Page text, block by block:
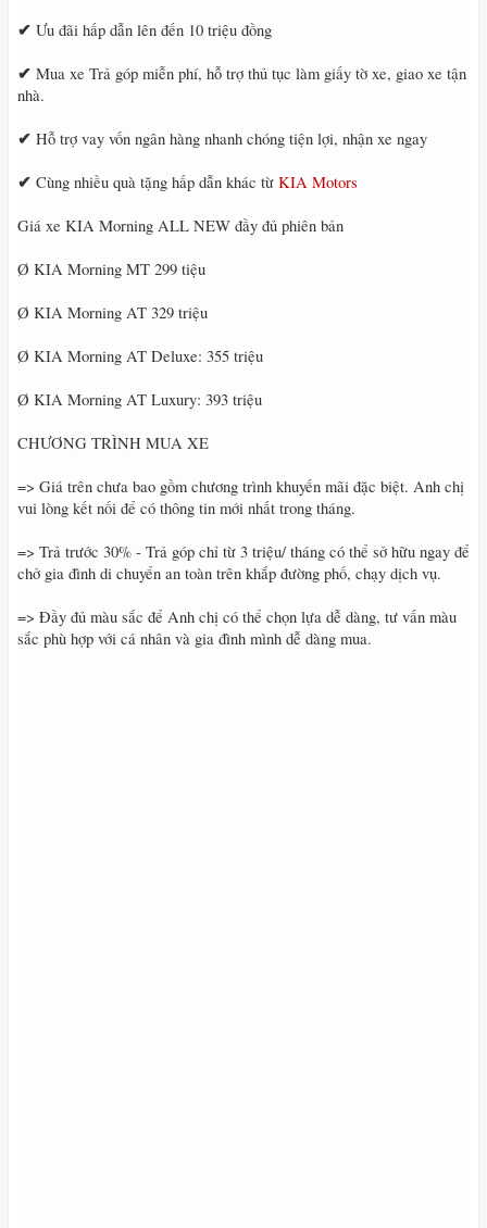
✔ Ưu đãi hấp dẫn lên đến 10 triệu đồng
✔ Mua xe Trả góp miễn phí, hỗ trợ thủ tục làm giấy tờ xe, giao xe tận
nhà.
✔ Hỗ trợ vay vốn ngân hàng nhanh chóng tiện lợi, nhận xe ngay
✔ Cùng nhiều quà tặng hấp dẫn khác từ KIA Motors
Giá xe KIA Morning ALL NEW đầy đủ phiên bản
Ø KIA Morning MT 299 tiệu
Ø KIA Morning AT 329 triệu
Ø KIA Morning AT Deluxe: 355 triệu
Ø KIA Morning AT Luxury: 393 triệu
CHƯƠNG TRÌNH MUA XE
=> Giá trên chưa bao gồm chương trình khuyến mãi đặc biệt. Anh chị
vui lòng kết nối để có thông tin mới nhất trong tháng.
=> Trả trước 30% - Trả góp chỉ từ 3 triệu/ tháng có thể sở hữu ngay để
chở gia đình di chuyển an toàn trên khắp đường phố, chạy dịch vụ.
=> Đầy đủ màu sắc để Anh chị có thể chọn lựa dễ dàng, tư vấn màu
sắc phù hợp với cá nhân và gia đình mình dễ dàng mua.